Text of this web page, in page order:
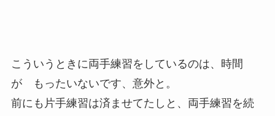
こういうときに両手練習をしているのは、時間
が もったいないです、意外と。
前にも片手練習は済ませてたしと、両手練習を続